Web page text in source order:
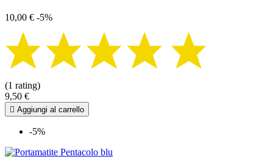
10,00 € -5%
(1 rating)
9,50 €
 Aggiungi al carrello
-5%